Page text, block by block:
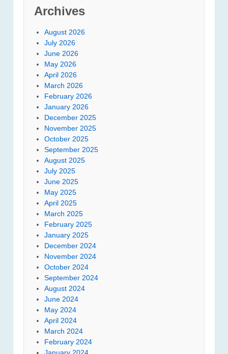
Archives
August 2026
July 2026
June 2026
May 2026
April 2026
March 2026
February 2026
January 2026
December 2025
November 2025
October 2025
September 2025
August 2025
July 2025
June 2025
May 2025
April 2025
March 2025
February 2025
January 2025
December 2024
November 2024
October 2024
September 2024
August 2024
June 2024
May 2024
April 2024
March 2024
February 2024
January 2024